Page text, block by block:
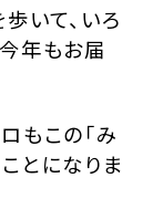
いて、いろ
年もお届
もこの「み
とになりま